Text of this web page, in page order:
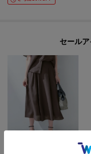
セール